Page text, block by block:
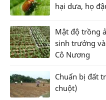
hại dưa, họ
Mật độ trồng
sinh trưởng
Cô Nương
Chuẩn bị đất
chuột)